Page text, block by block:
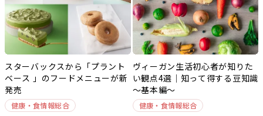
スターバックスから「プラント
ベース 」のフードメニューが新
発売
健康・食情報総合
ヴィーガン生活初心者が知りた
い観点4選｜知って得する豆知識
～基本編～
健康・食情報総合